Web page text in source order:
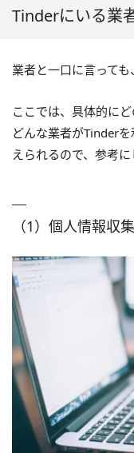
Tinderにいる業
業者と一口に言っても
ここでは、具体的に
どんな業者がTinder
えられるので、参考に
（1）個人情報収